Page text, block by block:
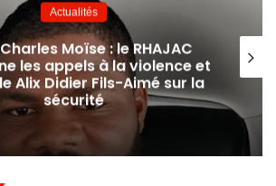
Actualités
Moïse : le RHAJAC
les appels à la violence et
Alix Didier Fils-Aimé sur la
sécurité